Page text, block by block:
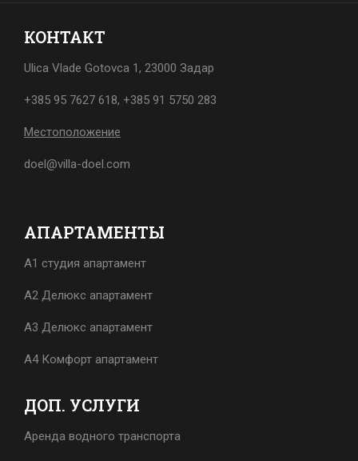
КОНТАКТ
Ulica Vlade Gotovca 1, 23000 Задар
+385 95 7627 618, +385 91 5750 283
Местоположение
doel@villa-doel.com
AПАРТАМЕНТЫ
A1 cтудия aпартамент
A2 Делюкс aпартамент
A3 Делюкс aпартамент
A4 Комфорт апартамент
ДОП. УСЛУГИ
Аренда водного транспорта